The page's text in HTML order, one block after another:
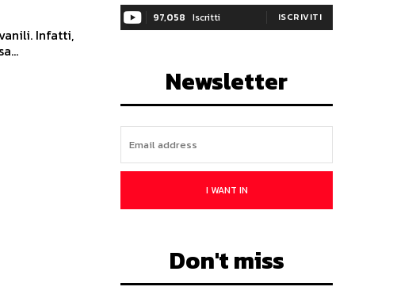
Infatti,
97,058 Iscritti ISCRIVITI
Newsletter
I WANT IN
Don't miss